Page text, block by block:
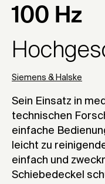
100 Hz
Siemens & Halske
Sein Einsatz in
technischen
einfache
leicht zu
einfach und
Schiebedeckel